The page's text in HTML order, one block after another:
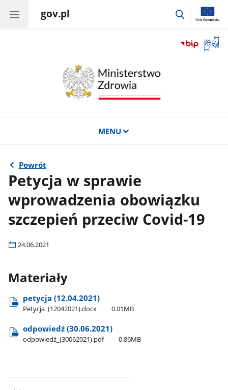
gov.pl
przejdź
okno
MENU
Powrót
Petycja w sprawie
wprowadzenia obowiązku
szczepień przeciw Covid-19
24.06.2021
Materiały
petycja (12.04.2021)
Petycja​_(12042021).docx 0.01MB
odpowiedź (30.06.2021)
odpowiedź​_(30062021).pdf 0.86MB